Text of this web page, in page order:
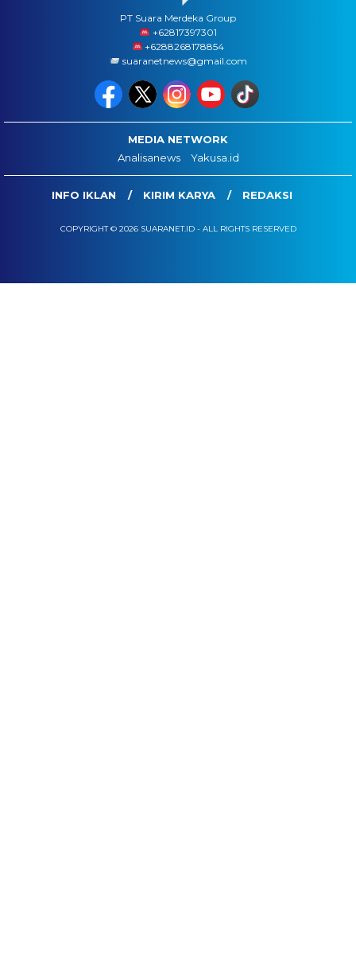
PT Suara Merdeka Group
‪+62817397301
+6288268178854
suaranetnews@gmail.com
MEDIA NETWORK
Analisanews
Yakusa.id
INFO IKLAN KIRIM KARYA REDAKSI
COPYRIGHT © 2026 SUARANET.ID - ALL RIGHTS RESERVED